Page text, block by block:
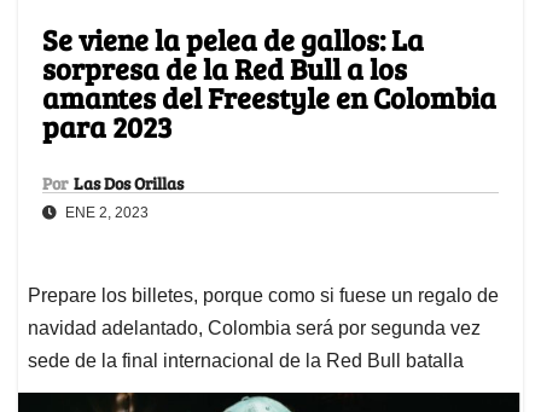
Se viene la pelea de gallos: La
sorpresa de la Red Bull a los
amantes del Freestyle en Colombia
para 2023
Por Las Dos Orillas
ENE 2, 2023
Prepare los billetes, porque como si fuese un regalo de
navidad adelantado, Colombia será por segunda vez
sede de la final internacional de la Red Bull batalla